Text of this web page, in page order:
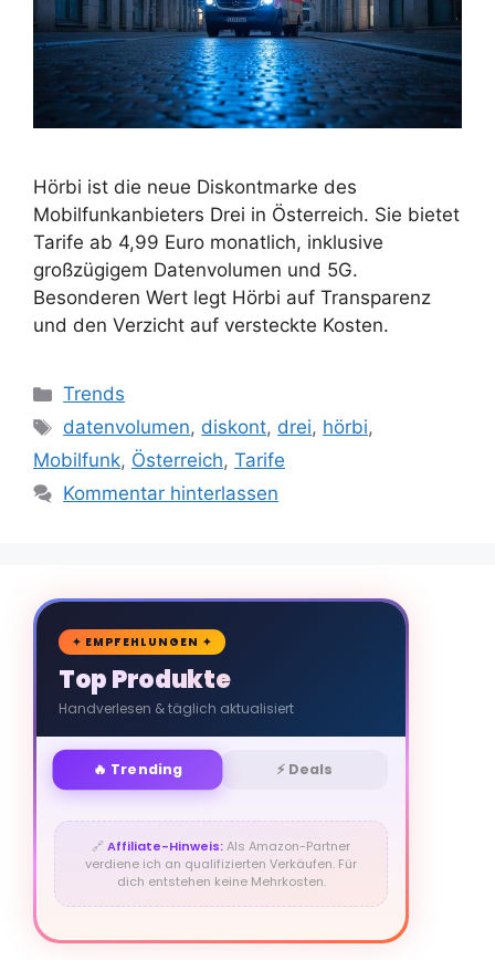
Hörbi ist die neue Diskontmarke des
Mobilfunkanbieters Drei in Österreich. Sie bietet
Tarife ab 4,99 Euro monatlich, inklusive
großzügigem Datenvolumen und 5G.
Besonderen Wert legt Hörbi auf Transparenz
und den Verzicht auf versteckte Kosten.
Kategorien
Trends
Schlagwörter
datenvolumen, diskont, drei, hörbi,
Mobilfunk, Österreich, Tarife
Kommentar hinterlassen
🛒
✦ EMPFEHLUNGEN ✦
Top Produkte
Handverlesen & täglich aktualisiert
🔥 Trending ⚡ Deals
🔗Affiliate-Hinweis:Als Amazon-Partner
verdiene ich an qualifizierten Verkäufen. Für
dich entstehen keine Mehrkosten.